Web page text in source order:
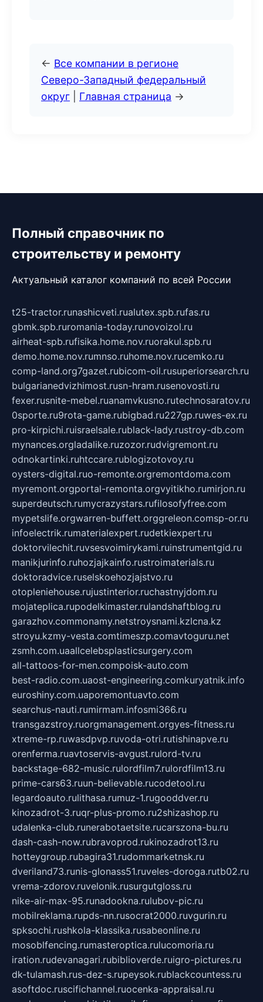
← Все компании в регионе
Северо-Западный федеральный
округ
Главная страница →
Полный справочник по
строительству и ремонту
Актуальный каталог компаний по всей России
t25-tractor.runashicveti.rualutex.spb.rufas.ru
gbmk.spb.ruromania-today.runovoizol.ru
airheat-spb.rufisika.home.nov.ruorakul.spb.ru
demo.home.nov.rumnso.ruhome.nov.rucemko.ru
comp-land.org7gazet.rubicom-oil.rusuperiorsearch.ru
bulgarianedvizhimost.rusn-hram.rusenovosti.ru
fexer.rusnite-mebel.ruanamvkusno.rutechnosaratov.ru
0sporte.ru9rota-game.rubigbad.ru227gp.ruwes-ex.ru
pro-kirpichi.ruisraelsale.rublack-lady.rustroy-db.com
mynances.orgladalike.ruzozor.rudvigremont.ru
odnokartinki.ruhtccare.rublogizotovoy.ru
oysters-digital.ruo-remonte.orgremontdoma.com
myremont.orgportal-remonta.orgvyitikho.rumirjon.ru
superdeutsch.rumycrazystars.rufilosofyfree.com
mypetslife.orgwarren-buffett.orggreleon.comsp-or.ru
infoelectrik.rumaterialexpert.rudetkiexpert.ru
doktorvilechit.ruvsesvoimirykami.ruinstrumentgid.ru
manikjurinfo.ruhozjajkainfo.rustroimaterials.ru
doktoradvice.ruselskoehozjajstvo.ru
otopleniehouse.rujustinterior.ruchastnyjdom.ru
mojateplica.rupodelkimaster.rulandshaftblog.ru
garazhov.commonamy.netstroysnami.kzlcna.kz
stroyu.kzmy-vesta.comtimeszp.comavtoguru.net
zsmh.com.uaallcelebsplasticsurgery.com
all-tattoos-for-men.compoisk-auto.com
best-radio.com.uaost-engineering.comkuryatnik.info
euroshiny.com.uaporemontuavto.com
searchus-nauti.rumirmam.infosmi366.ru
transgazstroy.ruorgmanagement.orgyes-fitness.ru
xtreme-rp.ruwasdpvp.ruvoda-otri.rutishinapve.ru
orenferma.ruavtoservis-avgust.rulord-tv.ru
backstage-682-music.rulordfilm7.rulordfilm13.ru
prime-cars63.ruun-believable.rucodetool.ru
legardoauto.rulithasa.rumuz-1.rugooddver.ru
kinozadrot-3.ruqr-plus-promo.ru2shizashop.ru
udalenka-club.runerabotaetsite.rucarszona-bu.ru
dash-cash-now.rubravoprod.rukinozadrot13.ru
hotteygroup.rubagira31.rudommarketnsk.ru
dveriland73.runis-glonass51.ruveles-doroga.rutb02.ru
vrema-zdorov.ruvelonik.rusurgutgloss.ru
nike-air-max-95.runadookna.rulubov-pic.ru
mobilreklama.rupds-nn.rusocrat2000.ruvgurin.ru
spksochi.rushkola-klassika.rusabeonline.ru
mosoblfencing.rumasteroptica.rulucomoria.ru
iration.rudevanagari.rubiblioverde.ruigro-pictures.ru
dk-tulamash.rus-dez-s.rupeysok.rublackcountess.ru
asoftdoc.ruscifichannel.ruocenka-appraisal.ru